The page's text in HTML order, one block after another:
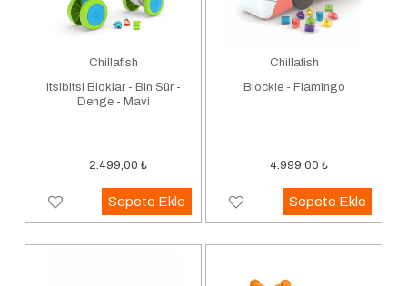
Chillafish
Itsibitsi Bloklar - Bin Sür -
Denge - Mavi
2.499,00 ₺
Sepete Ekle
Chillafish
Blockie - Flamingo
4.999,00 ₺
Sepete Ekle